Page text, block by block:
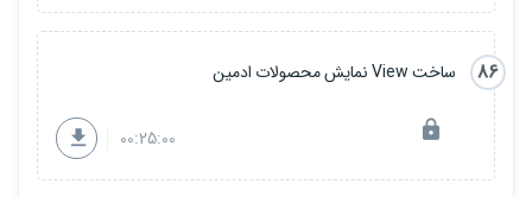
86 ساخت View نمایش محصولات ادمین
00:25:00